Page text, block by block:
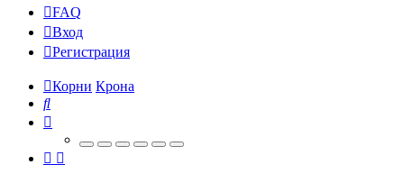
FAQ
Вход
Регистрация
Корни Крона
Поиск